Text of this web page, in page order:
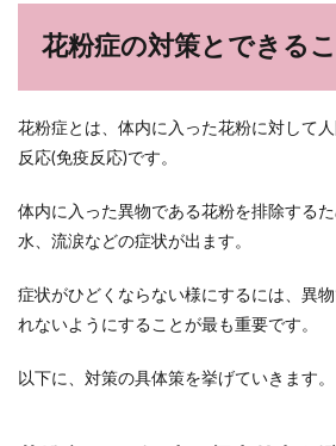
花粉症の対策とできる
花粉症とは、体内に入った花粉に対して
反応(免疫反応)です。
体内に入った異物である花粉を排除する
水、流涙などの症状が出ます。
症状がひどくならない様にするには、異
れないようにすることが最も重要です。
以下に、対策の具体策を挙げていきます。